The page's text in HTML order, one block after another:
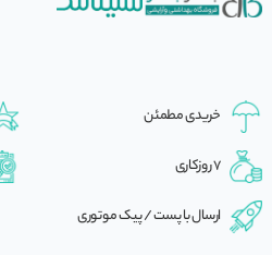
خریدی مطمئن
7 روزکاری
ارسال با پست / پیک موتوری